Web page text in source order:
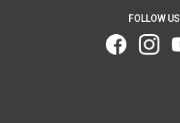
FOLLOW US